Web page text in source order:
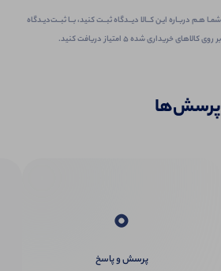
شمـا هـم دربـاره ایـن کــالا دیــدگاه ثبــت کنید، بــا ثبــت‌دیـدگاه
بر روی کالاهای خریداری شده ۵ امتیاز دریافت کنید.
پرسش‌ها
0
پرسش و پاسخ